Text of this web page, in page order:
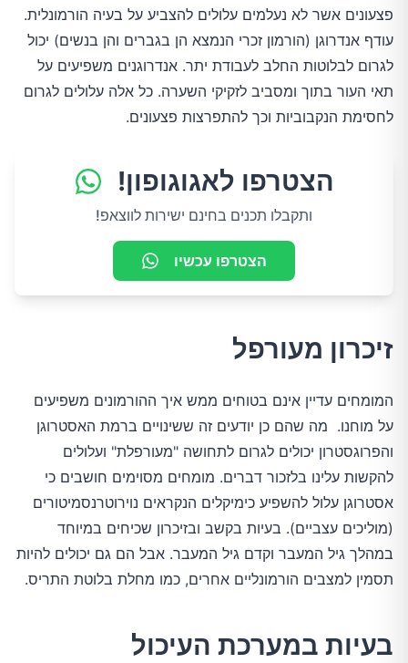
פצעונים אשר לא נעלמים עלולים להצביע על בעיה הורמונלית.
עודף אנדרוגן (הורמון זכרי הנמצא הן בגברים והן בנשים) יכול
לגרום לבלוטות החלב לעבודת יתר. אנדרוגנים משפיעים על
תאי העור בתוך ומסביב לזקיקי השערה. כל אלה עלולים לגרום
לחסימת הנקבוביות וכך להתפרצות פצעונים.
הצטרפו לאגוגופון!
ותקבלו תכנים בחינם ישירות לווצאפ!
הצטרפו עכשיו
זיכרון מעורפל
המומחים עדיין אינם בטוחים ממש איך ההורמונים משפיעים
על מוחנו. מה שהם כן יודעים זה ששינויים ברמת האסטרוגן
והפרוגסטרון יכולים לגרום לתחושה "מעורפלת" ועלולים
להקשות עלינו בלזכור דברים. מומחים מסוימים חושבים כי
אסטרוגן עלול להשפיע כימיקלים הנקראים נוירוטרנסמיטורים
(מוליכים עצביים). בעיות בקשב ובזיכרון שכיחים במיוחד
במהלך גיל המעבר וקדם גיל המעבר. אבל הם גם יכולים להיות
תסמין למצבים הורמונליים אחרים, כמו מחלת בלוטת התריס.
בעיות במערכת העיכול